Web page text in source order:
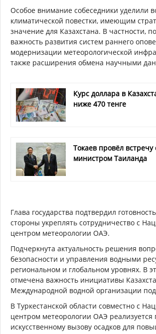
Особое внимание собеседники уделили
климатической повестки, имеющим
значение для Казахстана. В частности,
важность развития систем раннего
модернизации метеорологической
также расширения обмена научными
Курс доллара в
ниже 470 тенге
Токаев провёл
министром Таиланда
Глава государства подтвердил
стороны укреплять сотрудничество с
центром метеорологии ОАЭ.
Подчеркнута актуальность решения
безопасности и управления водными
региональном и глобальном уровнях. В
отмечена важность инициативы
Международной водной организации
В Туркестанской области совместно с
центром метеорологии ОАЭ реализуется
искусственному вызову осадков для